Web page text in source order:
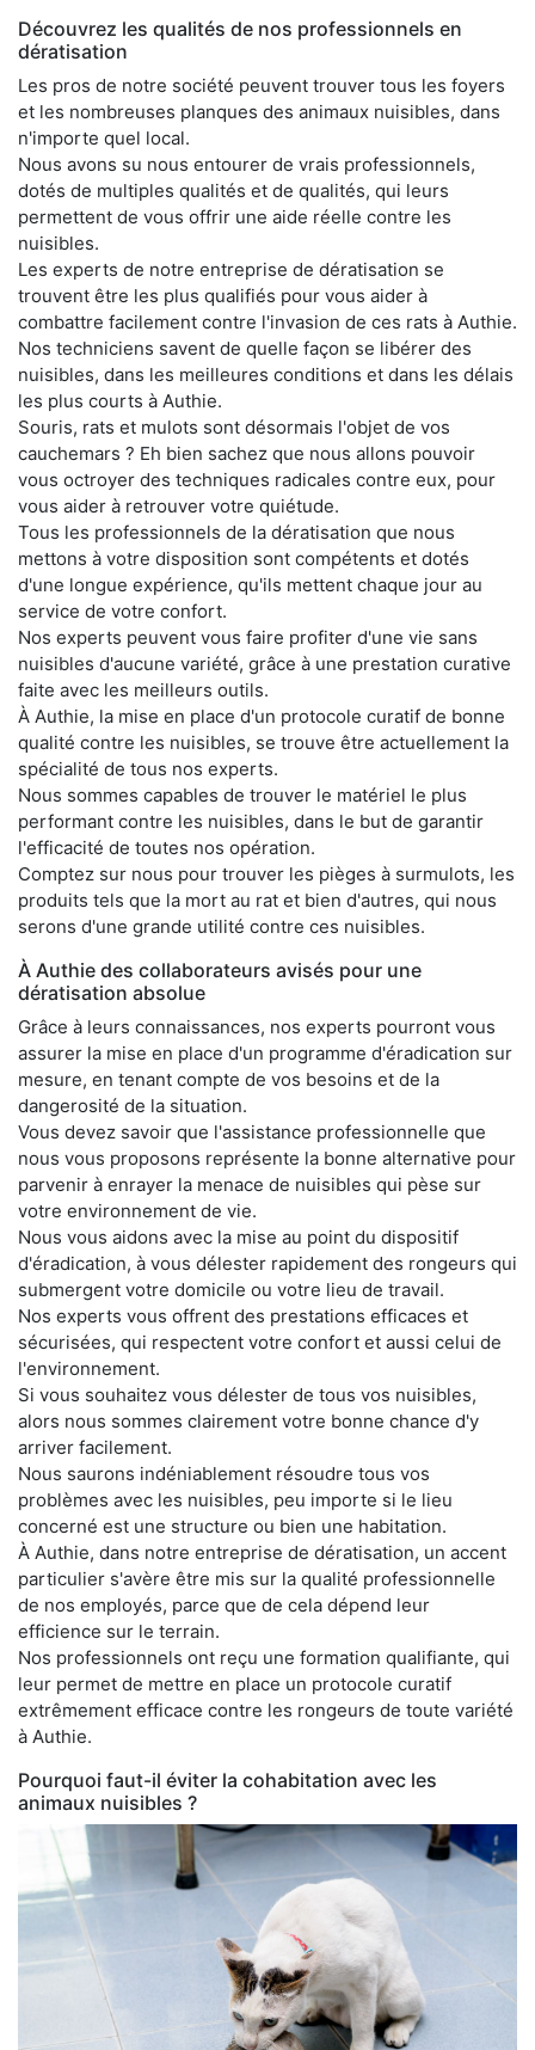
Découvrez les qualités de nos professionnels en
dératisation
Les pros de notre société peuvent trouver tous les foyers
et les nombreuses planques des animaux nuisibles, dans
n'importe quel local.
Nous avons su nous entourer de vrais professionnels,
dotés de multiples qualités et de qualités, qui leurs
permettent de vous offrir une aide réelle contre les
nuisibles.
Les experts de notre entreprise de dératisation se
trouvent être les plus qualifiés pour vous aider à
combattre facilement contre l'invasion de ces rats à Authie.
Nos techniciens savent de quelle façon se libérer des
nuisibles, dans les meilleures conditions et dans les délais
les plus courts à Authie.
Souris, rats et mulots sont désormais l'objet de vos
cauchemars ? Eh bien sachez que nous allons pouvoir
vous octroyer des techniques radicales contre eux, pour
vous aider à retrouver votre quiétude.
Tous les professionnels de la dératisation que nous
mettons à votre disposition sont compétents et dotés
d'une longue expérience, qu'ils mettent chaque jour au
service de votre confort.
Nos experts peuvent vous faire profiter d'une vie sans
nuisibles d'aucune variété, grâce à une prestation curative
faite avec les meilleurs outils.
À Authie, la mise en place d'un protocole curatif de bonne
qualité contre les nuisibles, se trouve être actuellement la
spécialité de tous nos experts.
Nous sommes capables de trouver le matériel le plus
performant contre les nuisibles, dans le but de garantir
l'efficacité de toutes nos opération.
Comptez sur nous pour trouver les pièges à surmulots, les
produits tels que la mort au rat et bien d'autres, qui nous
serons d'une grande utilité contre ces nuisibles.
À Authie des collaborateurs avisés pour une
dératisation absolue
Grâce à leurs connaissances, nos experts pourront vous
assurer la mise en place d'un programme d'éradication sur
mesure, en tenant compte de vos besoins et de la
dangerosité de la situation.
Vous devez savoir que l'assistance professionnelle que
nous vous proposons représente la bonne alternative pour
parvenir à enrayer la menace de nuisibles qui pèse sur
votre environnement de vie.
Nous vous aidons avec la mise au point du dispositif
d'éradication, à vous délester rapidement des rongeurs qui
submergent votre domicile ou votre lieu de travail.
Nos experts vous offrent des prestations efficaces et
sécurisées, qui respectent votre confort et aussi celui de
l'environnement.
Si vous souhaitez vous délester de tous vos nuisibles,
alors nous sommes clairement votre bonne chance d'y
arriver facilement.
Nous saurons indéniablement résoudre tous vos
problèmes avec les nuisibles, peu importe si le lieu
concerné est une structure ou bien une habitation.
À Authie, dans notre entreprise de dératisation, un accent
particulier s'avère être mis sur la qualité professionnelle
de nos employés, parce que de cela dépend leur
efficience sur le terrain.
Nos professionnels ont reçu une formation qualifiante, qui
leur permet de mettre en place un protocole curatif
extrêmement efficace contre les rongeurs de toute variété
à Authie.
Pourquoi faut-il éviter la cohabitation avec les
animaux nuisibles ?